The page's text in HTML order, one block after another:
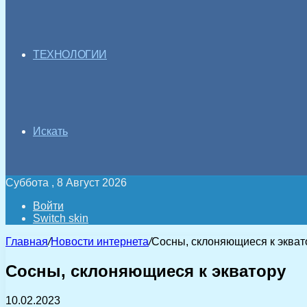
ТЕХНОЛОГИИ
Искать
Суббота , 8 Август 2026
Войти
Switch skin
Главная/Новости интернета/Сосны, склоняющиеся к
Сосны, склоняющиеся к экватору
10.02.2023